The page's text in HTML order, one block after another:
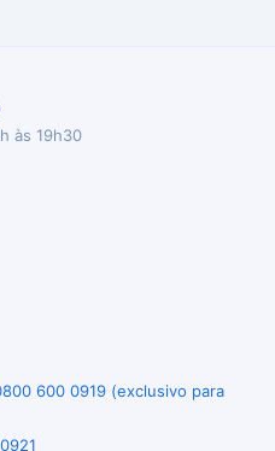
às 19h30
600 0919 (exclusivo para